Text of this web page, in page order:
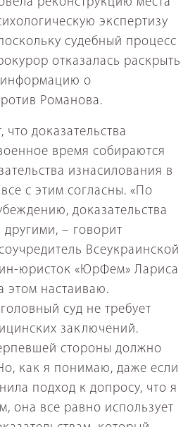
экспертизу
судебный процесс
отказалась раскрыть
о
Романова.
доказательства
время собираются
изнасилования в
с этим согласны. «По
доказательства
– говорит
Всеукраинской
юристок «ЮрФем» Лариса
этом настаиваю.
суд не требует
заключений.
стороны должно
как я понимаю, даже если
подход к допросу, что я
она все равно использует